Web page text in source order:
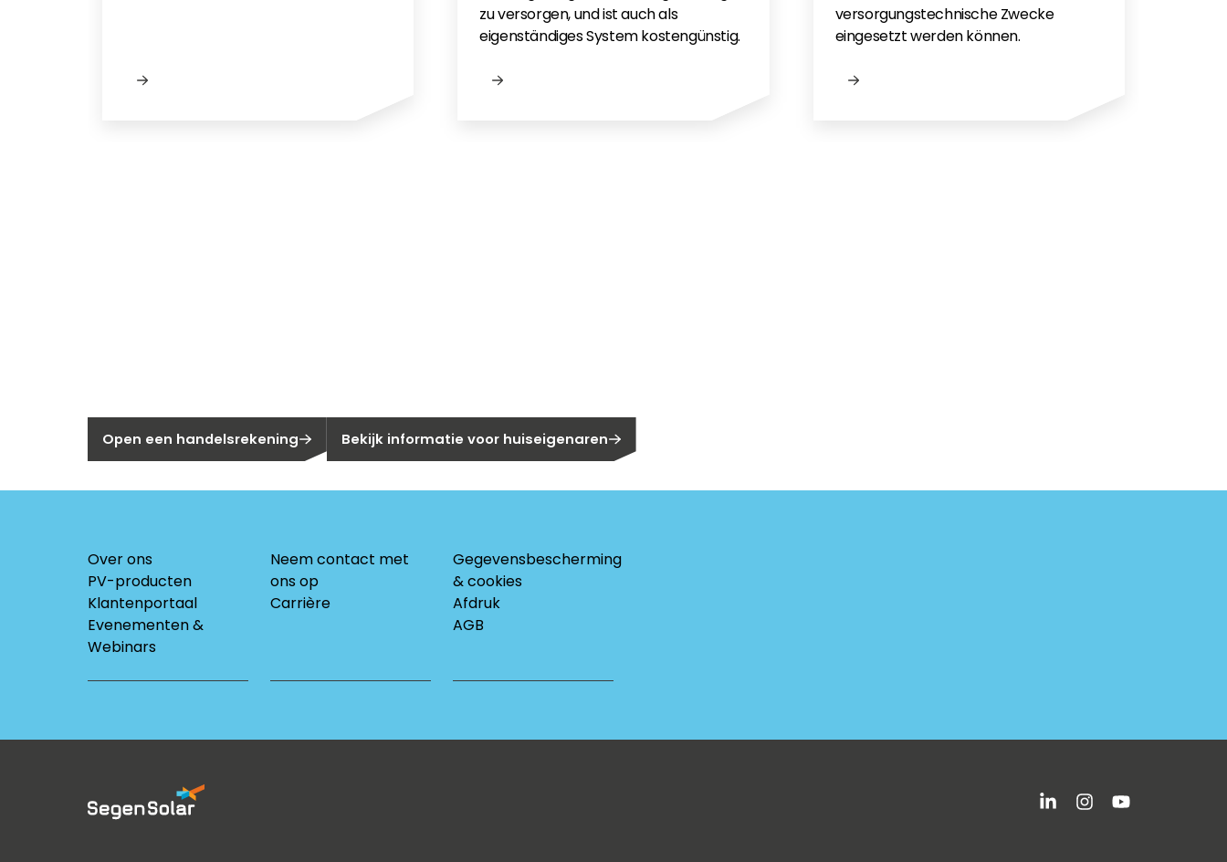
zu versorgen, und ist auch als
eigenständiges System kostengünstig.
versorgungstechnische Zwecke
eingesetzt werden können.
Open een handelsrekening Bekijk informatie voor huiseigenaren
Over ons
PV-producten
Klantenportaal
Evenementen &
Webinars
Neem contact met
ons op
Carrière
Gegevensbescherming
& cookies
Afdruk
AGB